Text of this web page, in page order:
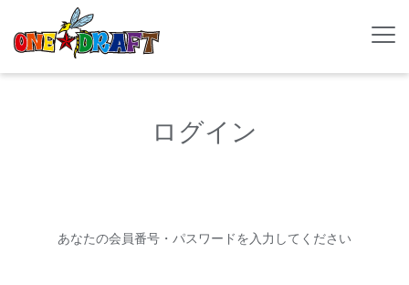
ログイン
あなたの会員番号・パスワードを入力してください